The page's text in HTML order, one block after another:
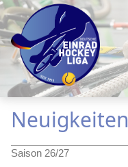
Neuigkeiten
Saison 26/27